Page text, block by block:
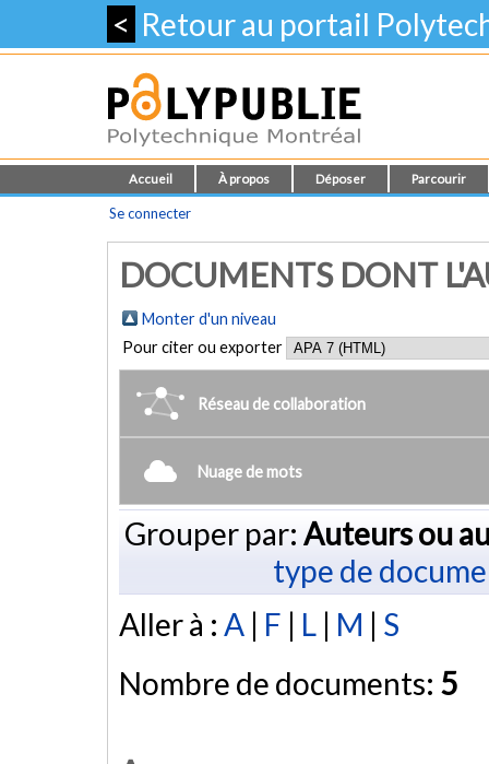
< Retour au portail
Accueil À propos Déposer Parcourir
Se connecter
DOCUMENTS DONT
Monter d'un niveau
Pour citer ou exporter
Réseau de collaboration
Nuage de mots
Grouper par: Auteurs ou
type de
Aller à : A | F | L | M | S
Nombre de documents: 5